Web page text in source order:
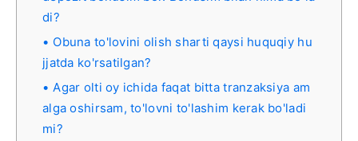
di?
Obuna to'lovini olish sharti qaysi huquqiy hu
jjatda ko'rsatilgan?
Agar olti oy ichida faqat bitta tranzaksiya am
alga oshirsam, to'lovni to'lashim kerak bo'ladi
mi?